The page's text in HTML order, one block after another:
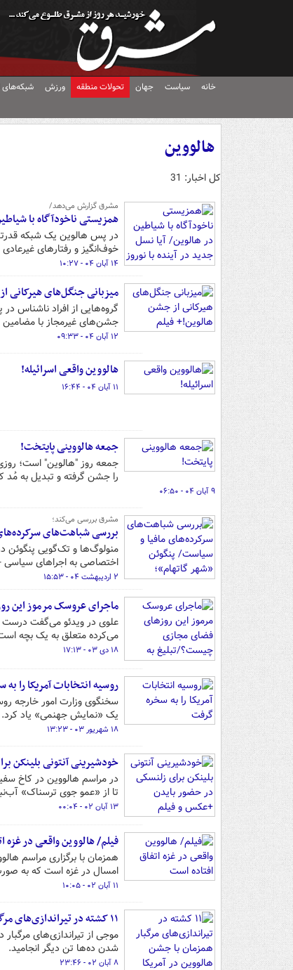
خانه سیاست جهان تحولات منطقه ورزش شبکه‌های
هالووین
کل اخبار: 31
مشرق گزارش می‌دهد/
همزیستی ناخودآگاه با
در پس هالوین یک شبکه
خوف‌انگیز و رفتارهای
۱۴ آبان ۰۴ - ۱۰:۲۷
میزبانی جنگل‌های هیرکانی
گروه‌هایی از افراد ناشناس
جشن‌های غیرمجاز با مضامین
۱۲ آبان ۰۴ - ۰۹:۳۳
هالووین واقعی اسرائیله!
۱۱ آبان ۰۴ - ۱۶:۴۴
جمعه هالووینی پایتخت!
جمعه روز "هالوین" است؛ روزی
را جشن گرفته و تبدیل به مُد
۹ آبان ۰۴ - ۰۶:۵۰
مشرق بررسی می‌کند؛
بررسی شباهت‌های
منولوگ‌ها و تک‌گویی‌ پنگوئن
اختصاصی به اجراهای سیاسی
۲ اردیبهشت ۰۴ - ۱۵:۵۳
ماجرای عروسک مرموز این
علوی در ویدئو می‌گفت
می‌کرده متعلق به یک بچه
۱۸ دی ۰۳ - ۱۷:۱۳
روسیه انتخابات آمریکا را
سخنگوی وزارت امور خارجه
یک «نمایش جهنمی» یاد کرد.
۱۸ شهریور ۰۳ - ۱۳:۲۳
خودشیرینی آنتونی بلینکن
در مراسم هالووین در کاخ
تا از «عمو جوی ترسناک»
۱۳ آبان ۰۲ - ۰۰:۰۴
فیلم/ هالووین واقعی در غزه
همزمان با برگزاری مراسم
امسال در غزه است که به
۱۱ آبان ۰۲ - ۱۰:۰۵
۱۱ کشته در تیراندازی‌های مرگبار همزمان با جشن هالووین در آمریکا
شدن ده‌ها تن دیگر انجامید.
۸ آبان ۰۲ - ۲۳:۴۶